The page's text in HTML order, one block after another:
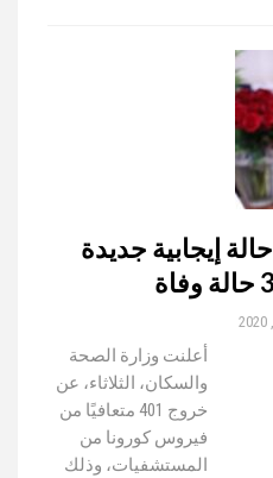
الصحة: تسجيل 788 حالة إيجابية جديدة
أعلنت وزارة الصحة
والسكان، الثلاثاء، عن
خروج 401 متعافيًا من
فيروس كورونا من
المستشفيات، وذلك